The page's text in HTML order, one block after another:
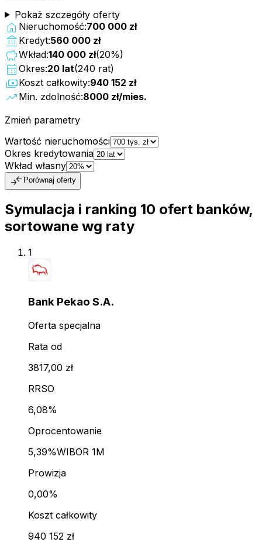
Pokaż szczegóły oferty
home Nieruchomość:700 000 zł
account_balance Kredyt:560 000 zł
savingsWkład:140 000 zł(20%)
calendar_month Okres:20 lat(240 rat)
paymentsKoszt całkowity:940 152 zł
trending_up Min. zdolność:8000 zł/mies.
Zmień parametry
Wartość nieruchomości
Okres kredytowania
Wkład własny
compare_arrows Porównaj oferty
Symulacja i ranking 10 ofert banków,
sortowane wg raty
1
Bank Pekao S.A.
Oferta specjalna
Rata od
3817,00 zł
RRSO
6,08%
Oprocentowanie
5,39%WIBOR 1M
Prowizja
0,00%
Koszt całkowity
940 152 zł